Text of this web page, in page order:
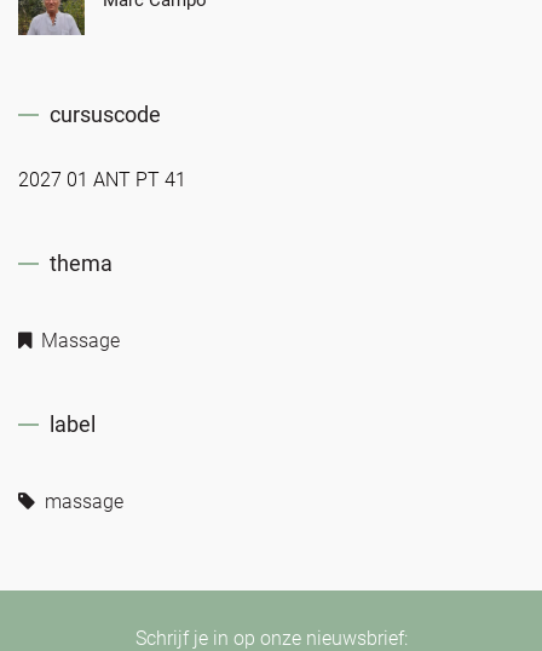
cursuscode
2027 01 ANT PT 41
thema
Massage
label
massage
Schrijf je in op onze nieuwsbrief: